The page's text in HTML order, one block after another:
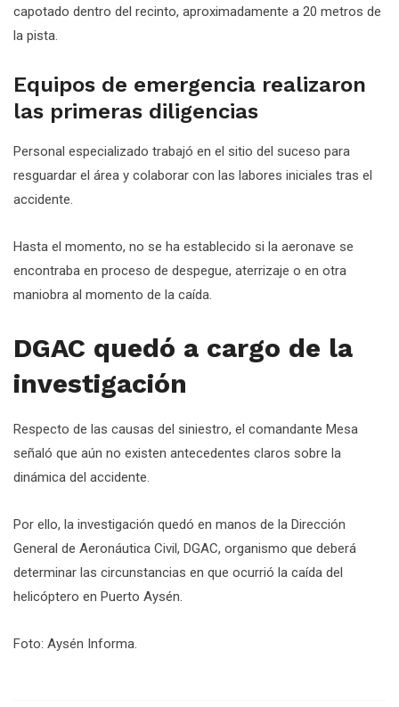
capotado dentro del recinto, aproximadamente a 20 metros de
la pista.
Equipos de emergencia realizaron
las primeras diligencias
Personal especializado trabajó en el sitio del suceso para
resguardar el área y colaborar con las labores iniciales tras el
accidente.
Hasta el momento, no se ha establecido si la aeronave se
encontraba en proceso de despegue, aterrizaje o en otra
maniobra al momento de la caída.
DGAC quedó a cargo de la
investigación
Respecto de las causas del siniestro, el comandante Mesa
señaló que aún no existen antecedentes claros sobre la
dinámica del accidente.
Por ello, la investigación quedó en manos de la Dirección
General de Aeronáutica Civil, DGAC, organismo que deberá
determinar las circunstancias en que ocurrió la caída del
helicóptero en Puerto Aysén.
Foto: Aysén Informa.